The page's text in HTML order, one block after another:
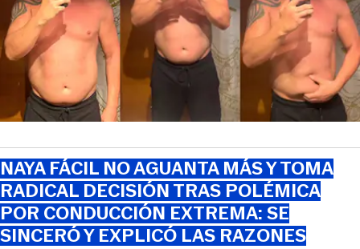
NAYA FÁCIL NO AGUANTA MÁS Y TOMA
RADICAL DECISIÓN TRAS POLÉMICA
POR CONDUCCIÓN EXTREMA: SE
SINCERÓ Y EXPLICÓ LAS RAZONES